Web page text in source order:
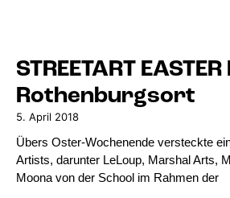
STREETART EASTER
Rothenburgsort
5. April 2018
Übers Oster-Wochenende versteckte
Artists, darunter LeLoup, Marshal Arts,
Moona von der School im Rahmen der